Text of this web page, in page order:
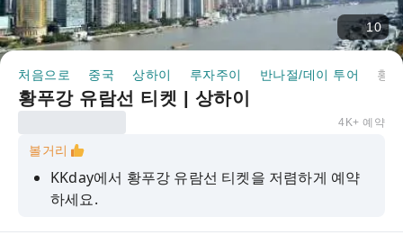
10
처음으로 중국 상하이 루자주이 반나절/데이 투어
황푸강 유람선 티켓 | 상하이
4K+ 예약
볼거리
KKday에서 황푸강 유람선 티켓을 저렴하게 예약
하세요.
전자티켓으로 빠르고 편리하게 입장하세요.